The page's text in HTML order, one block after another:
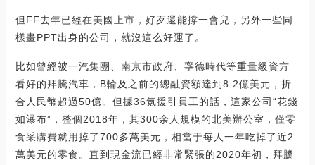
但FF去年已經在美國上市，好歹還能撐一會兒，另外一些同
樣畫PPT出身的公司，就沒這么好運了。
比如曾經被一汽集團、南京市政府、寧德時代等重量級資方
看好的拜騰汽車，B輪及之前的總融資額達到8.2億美元，折
合人民幣超過50億。但據36氪援引員工的話，這家公司“花錢
如瀑布”，整個2018年，其300余人規模的北美辦公室，僅零
食采購費就用掉了700多萬美元，相當于每人一年吃掉了近2
萬美元的零食。直到現金流已經非常緊張的2020年初，拜騰